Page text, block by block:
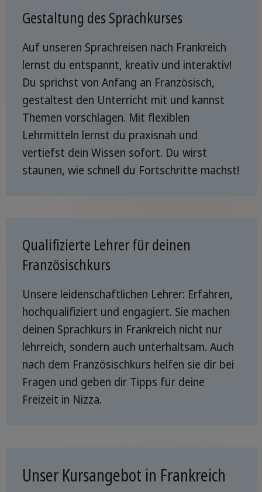
Gestaltung des Sprachkurses
Auf unseren Sprachreisen nach Frankreich
lernst du entspannt, kreativ und interaktiv!
Du sprichst von Anfang an Französisch,
gestaltest den Unterricht mit und kannst
Themen vorschlagen. Mit flexiblen
Lehrmitteln lernst du praxisnah und
vertiefst dein Wissen sofort. Du wirst
staunen, wie schnell du Fortschritte machst!
Qualifizierte Lehrer für deinen
Französischkurs
Unsere leidenschaftlichen Lehrer: Erfahren,
hochqualifiziert und engagiert. Sie machen
deinen Sprachkurs in Frankreich nicht nur
lehrreich, sondern auch unterhaltsam. Auch
nach dem Französischkurs helfen sie dir bei
Fragen und geben dir Tipps für deine
Freizeit in Nizza.
Unser Kursangebot in Frankreich